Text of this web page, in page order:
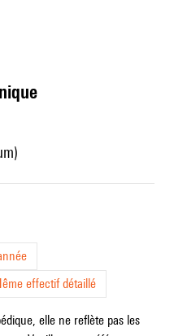
effectif détaillé
elle ne reflète pas les